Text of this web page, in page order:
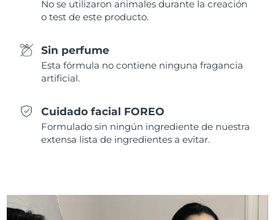
No se utilizaron animales durante la creación
o test de este producto.
Sin perfume
Esta fórmula no contiene ninguna fragancia
artificial.
Cuidado facial FOREO
Formulado sin ningún ingrediente de nuestra
extensa lista de ingredientes a evitar.
Singapur Entrega prevista8/10/26
Eslovenia Entrega prevista8/8/26
Corea del Sur Entrega prevista 8/10/26
Suiza Entrega prevista